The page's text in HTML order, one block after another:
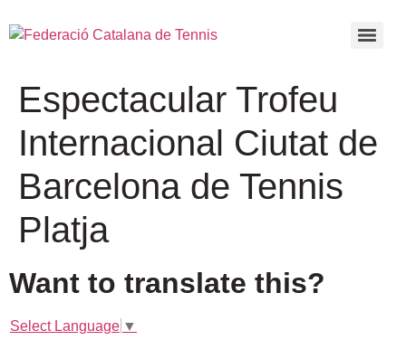
Espectacular Trofeu
Internacional Ciutat de
Barcelona de Tennis
Platja
Want to translate this?
Select Language ▼